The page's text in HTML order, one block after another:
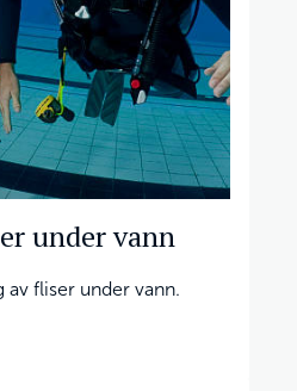
under vann
fliser under vann.